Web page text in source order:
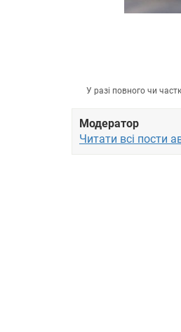
У разі повного чи
Модератор
Читати всі пости